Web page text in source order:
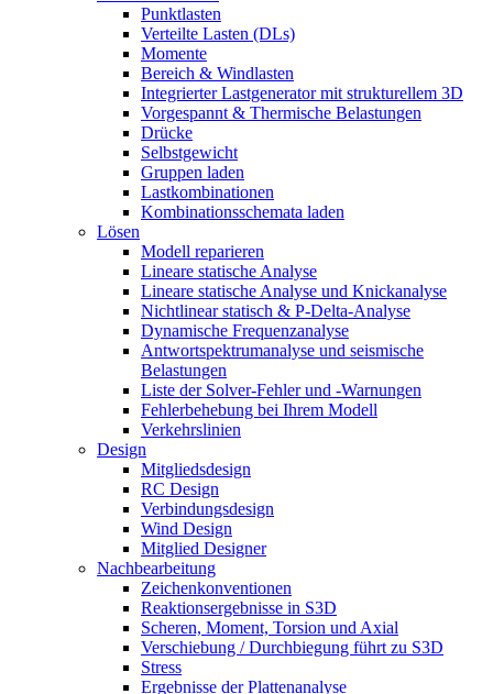
Punktlasten
Verteilte Lasten (DLs)
Momente
Bereich & Windlasten
Integrierter Lastgenerator mit strukturellem 3D
Vorgespannt & Thermische Belastungen
Drücke
Selbstgewicht
Gruppen laden
Lastkombinationen
Kombinationsschemata laden
Lösen
Modell reparieren
Lineare statische Analyse
Lineare statische Analyse und Knickanalyse
Nichtlinear statisch & P-Delta-Analyse
Dynamische Frequenzanalyse
Antwortspektrumanalyse und seismische
Belastungen
Liste der Solver-Fehler und -Warnungen
Fehlerbehebung bei Ihrem Modell
Verkehrslinien
Design
Mitgliedsdesign
RC Design
Verbindungsdesign
Wind Design
Mitglied Designer
Nachbearbeitung
Zeichenkonventionen
Reaktionsergebnisse in S3D
Scheren, Moment, Torsion und Axial
Verschiebung / Durchbiegung führt zu S3D
Stress
Ergebnisse der Plattenanalyse